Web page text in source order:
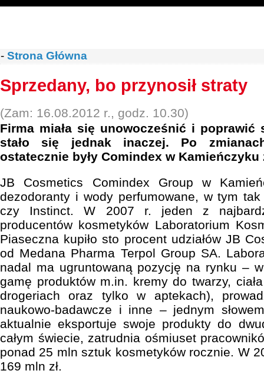
- Strona Główna
Sprzedany, bo przynosił straty
(Zam: 16.08.2012 r., godz. 10.30)
Firma miała się unowocześnić i poprawić
stało się jednak inaczej. Po
ostatecznie były Comindex w Kamieńczyku
JB Cosmetics Comindex Group w
dezodoranty i wody perfumowane, w tym
czy Instinct. W 2007 r. jeden z
producentów kosmetyków Laboratorium
Piaseczna kupiło sto procent udziałów JB
od Medana Pharma Terpol Group SA.
nadal ma ugruntowaną pozycję na rynku –
gamę produktów m.in. kremy do twarzy,
drogeriach oraz tylko w aptekach),
naukowo-badawcze i inne – jednym
aktualnie eksportuje swoje produkty do
całym świecie, zatrudnia ośmiuset
ponad 25 mln sztuk kosmetyków rocznie. W
169 mln zł.